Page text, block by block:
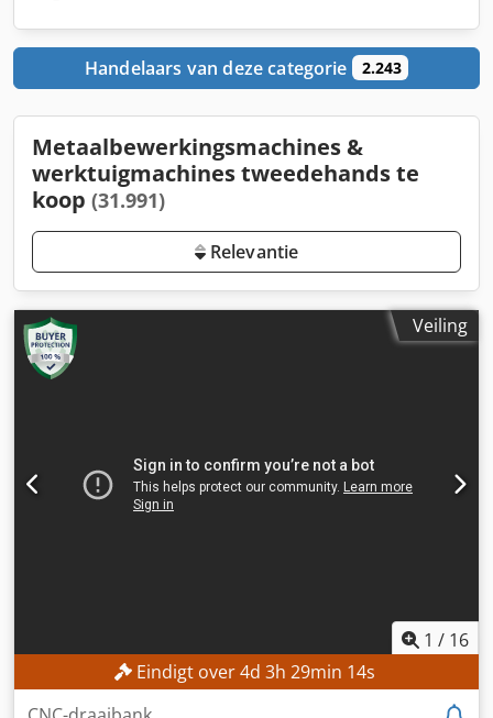
Handelaars van deze categorie 2.243
Metaalbewerkingsmachines &
werktuigmachines tweedehands te
koop (31.991)
Relevantie
Veiling
1 / 16
Eindigt over4d 3h 29min 12s